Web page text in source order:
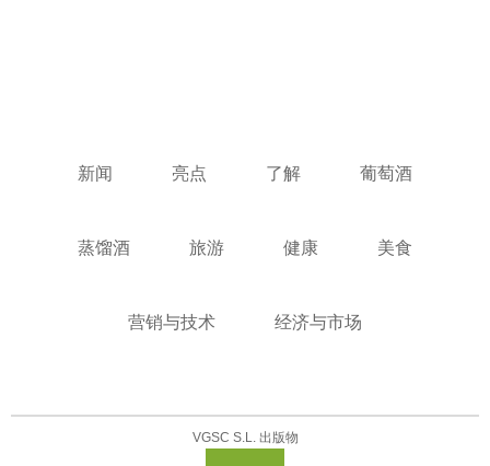
新闻 亮点 了解 葡萄酒
蒸馏酒 旅游 健康 美食
营销与技术 经济与市场
VGSC S.L. 出版物